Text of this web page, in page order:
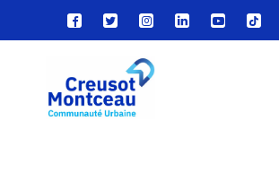
Lien
vers
compte
Facebook
Lien
vers
compte
Twitter
Lien
vers
le
compte
Lien
vers
Lien
vers
Lien
vers